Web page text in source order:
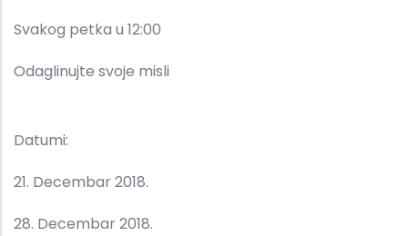
Svakog petka u 12:00
Odaglinujte svoje misli
Datumi:
21. Decembar 2018.
28. Decembar 2018.